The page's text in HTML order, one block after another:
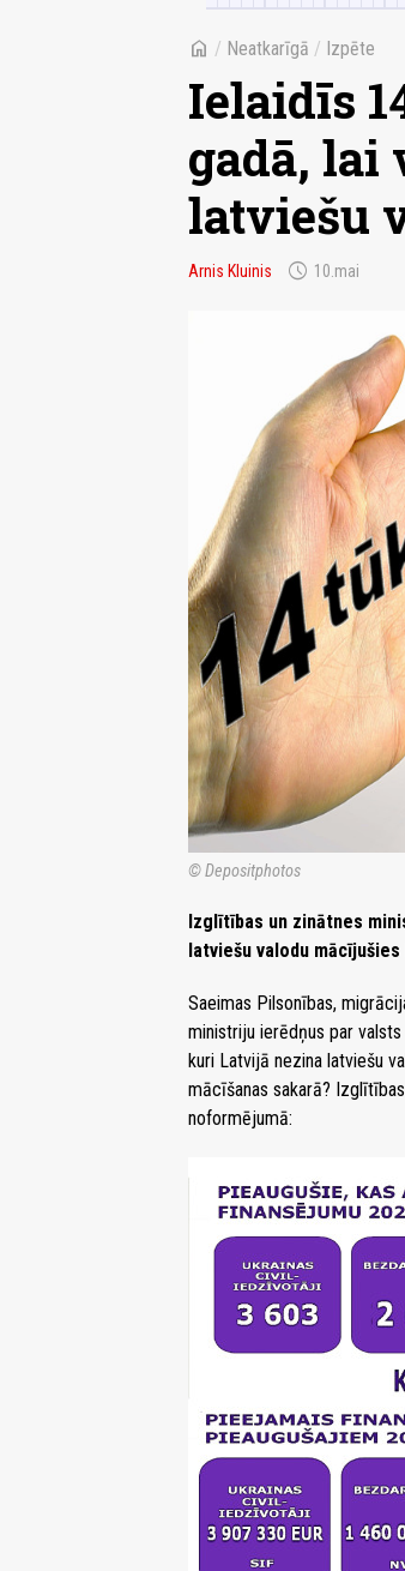
home / Neatkarīgā / Izpēte
Ielaidīs
gadā, lai
latviešu
Arnis Kluinis schedule 10.mai
© Depositphotos
Izglītības un zinātnes
latviešu valodu
Saeimas Pilsonības,
ministriju ierēdņus par
kuri Latvijā nezina latviešu
mācīšanas sakarā?
noformējumā: